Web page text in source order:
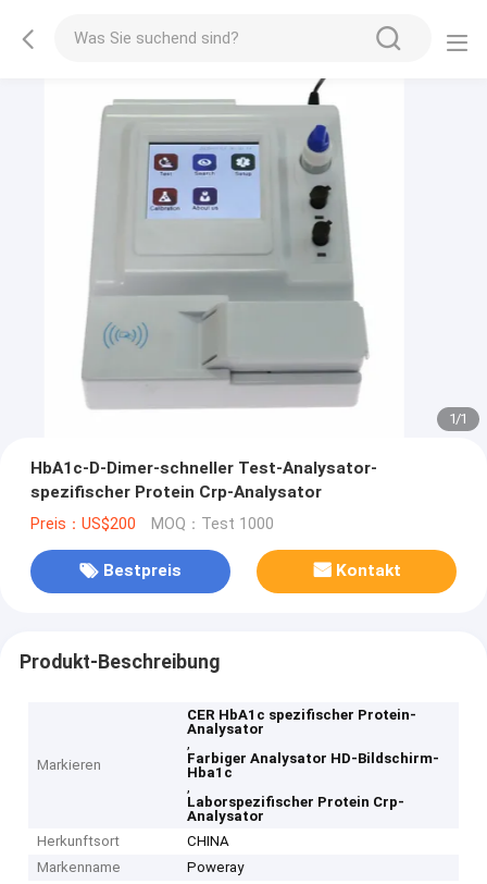
1/1
HbA1c-D-Dimer-schneller Test-Analysator-
spezifischer Protein Crp-Analysator
Preis：US$200 MOQ：Test 1000
Bestpreis Kontakt
Produkt-Beschreibung
Markieren
CER HbA1c spezifischer Protein-
Analysator
,
Farbiger Analysator HD-Bildschirm-
Hba1c
,
Laborspezifischer Protein Crp-
Analysator
Herkunftsort
CHINA
Markenname
Poweray